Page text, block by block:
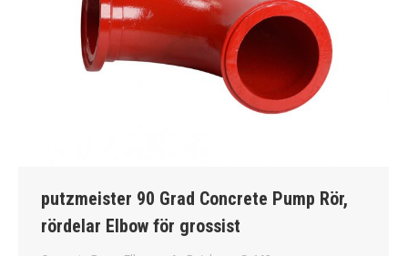
putzmeister 90 Grad Concrete Pump Rör,
rördelar Elbow för grossist